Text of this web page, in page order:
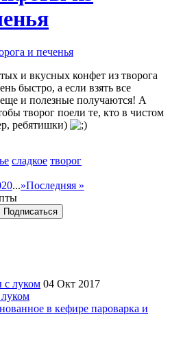
и вкусных конфет из творога
быстро, а если взять все
и полезные получаются! А
творог поели те, кто в чистом
ребятишки)
сладкое творог
20...»Последняя »
04 Окт 2017